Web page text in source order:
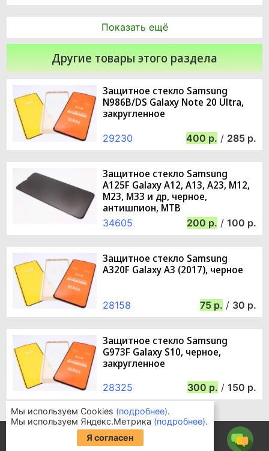
Показать ещё
Другие товары этого раздела
Защитное стекло Samsung
N986B/DS Galaxy Note 20 Ultra,
закругленное
29230 400 / 285
Защитное стекло Samsung
A125F Galaxy A12, A13, A23, M12,
M23, M33 и др, черное,
антишпион, MTB
34605 200 / 100
Защитное стекло Samsung
A320F Galaxy A3 (2017), черное
28158 75 / 30
Защитное стекло Samsung
G973F Galaxy S10, черное,
закругленное
28325 300 / 150
Информация для покупателей
Мы используем Cookies (подробнее).
Мы используем Яндекс.Метрика (подробнее).
Я согласен